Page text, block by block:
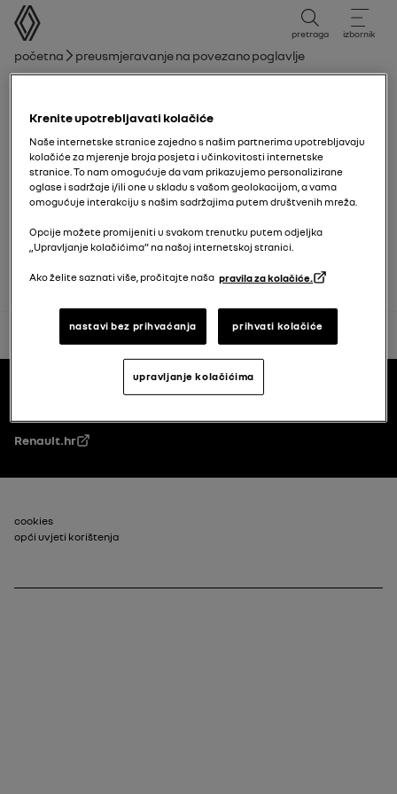
korisnički priručnik
pretraga izbornik
mrvice
Početna Preusmjeravanje na povezano poglavlje
Motorizirana vrata prtljažnika
Podešavanje visine farova
My Safety
natrag na vrh
Renault.hr
Footer_2
cookies
opći uvjeti korištenja
Krenite upotrebljavati kolačiće
Naše internetske stranice zajedno s našim partnerima upotrebljavaju
kolačiće za mjerenje broja posjeta i učinkovitosti internetske
stranice. To nam omogućuje da vam prikazujemo personalizirane
oglase i sadržaje i/ili one u skladu s vašom geolokacijom, a vama
omogućuje interakciju s našim sadržajima putem društvenih mreža.
Opcije možete promijeniti u svakom trenutku putem odjeljka
„Upravljanje kolačićima” na našoj internetskoj stranici.
Ako želite saznati više, pročitajte naša pravila za kolačiće.
nastavi bez prihvaćanja prihvati kolačiće
upravljanje kolačićima